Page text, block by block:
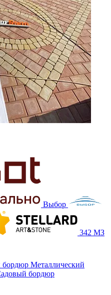
Выбор
342 МЗ
Металлический
бордюр